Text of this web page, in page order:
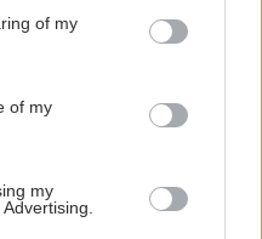
You may click to
its third-party tags to
purposes in below Google
of my
of my
my